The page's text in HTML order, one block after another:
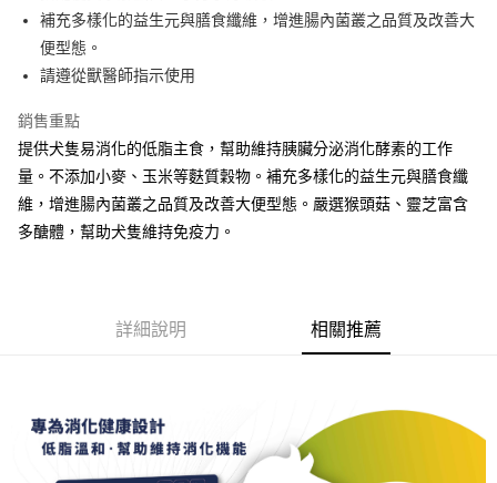
匯豐（台灣）商業銀行
華泰商業銀行
聯邦商業銀行
遠東國際商業銀行
元大商業銀行
玉山商業銀行
台灣樂天信用卡公司
臺灣中小企業銀行
台中商業銀行
匯豐（台灣）商業銀行
聯邦商業銀行
元大商業銀行
玉山商業銀行
台灣樂天信用卡公司
上海商業儲蓄銀行
台北富邦商業銀行
國泰世華商業銀行
兆豐國際商業銀行
臺灣中小企業銀行
匯豐（台灣）商業銀行
元大商業銀行
玉山商業銀行
星展（台灣）商業銀行
台新國際商業銀行
中國信託商業銀行
華南商業銀行
彰化商業銀行
兆豐國際商業銀行
台中商業銀行
遠東國際商業銀行
永豐商業銀行
玉山商業銀行
星展（台灣）商業銀行
台新國際商業銀行
中國信託商業銀行
台灣樂天信用卡公司
LINE Pay
Apple Pay
街口支付
悠遊付
AFTEE先享後付
相關說明
２．便利：只要手機號碼，簡訊認證，即可結帳。
１．於結帳方式選擇「AFTEE先享後付」後，將跳轉至「AFTEE先享後付」
結帳頁面，進行簡訊認證並確認金額後，即可完成結帳。
２．訂單成立數日內，您將收到繳費通知簡訊。
３．收到繳費通知簡訊後14天內，點擊此簡訊中的連結，可透過四大超商／
付款後全家取貨
每筆NT$70，滿NT$699(含以上)免運費
補充多樣化的益生元與膳食纖維，增進腸內菌叢之品質及改善大
便型態。
請遵從獸醫師指示使用
銷售重點
提供犬隻易消化的低脂主食，幫助維持胰臟分泌消化酵素的工作
量。不添加小麥、玉米等麩質穀物。補充多樣化的益生元與膳食纖
維，增進腸內菌叢之品質及改善大便型態。嚴選猴頭菇、靈芝富含
多醣體，幫助犬隻維持免疫力。
詳細說明 相關推薦